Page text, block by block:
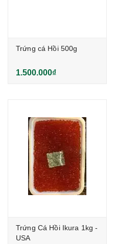
Trứng cá Hồi 500g
1.500.000₫
Trứng Cá Hồi Ikura 1kg -
USA